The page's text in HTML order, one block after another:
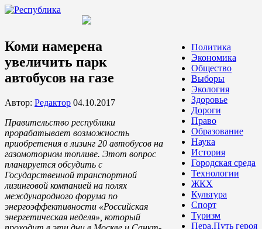
Политика
Экономика
Общество
Выборы
Экология
Здоровье
Дороги
Право
Образование
Наука
История
Городская среда
Технологии
ЖКХ
Культура
Спорт
Туризм
Пера.Путь героя
Коми намерена
увеличить парк
автобусов на газе
Автор: Редактор 04.10.2017
Правительство республики
прорабатывает возможность
приобретения в лизинг 20 автобусов на
газомоторном топливе. Этот вопрос
планируется обсудить с
Государственной транспортной
лизинговой компанией на полях
международного форума по
энергоэффективности «Российская
энергетическая неделя», который